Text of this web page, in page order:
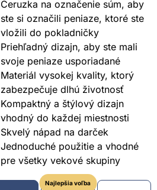
Ceruzka na označenie súm, aby
ste si označili peniaze, ktoré ste
vložili do pokladničky
Priehľadný dizajn, aby ste mali
svoje peniaze usporiadané
Materiál vysokej kvality, ktorý
zabezpečuje dlhú životnosť
Kompaktný a štýlový dizajn
vhodný do každej miestnosti
Skvelý nápad na darček
Jednoduché použitie a vhodné
pre všetky vekové skupiny
Najlepšia voľba